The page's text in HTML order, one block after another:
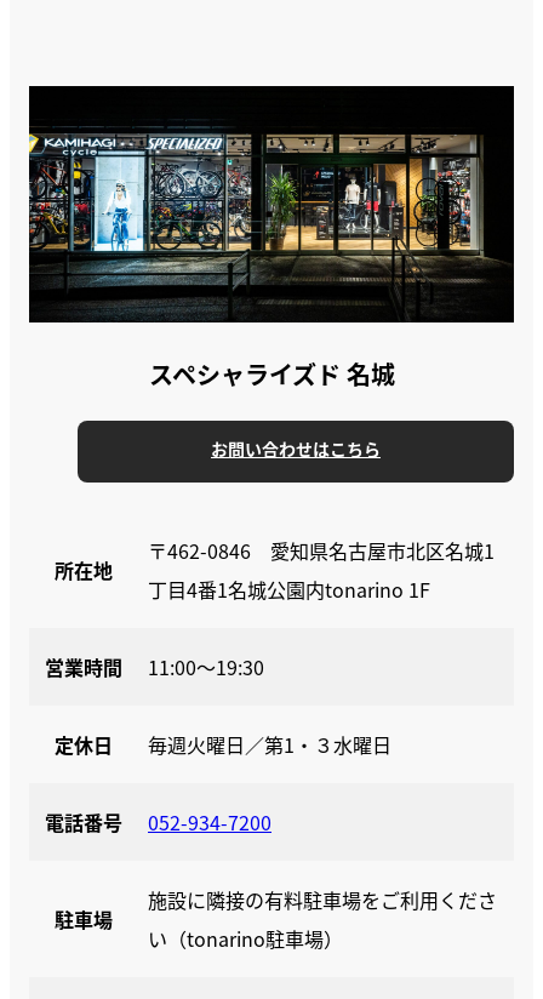
スペシャライズド 名城
お問い合わせはこちら
所在地
〒462-0846 愛知県名古屋市北区名城1
丁目4番1名城公園内tonarino 1F
営業時間 11:00～19:30
定休日 毎週火曜日／第1・３水曜日
電話番号 052-934-7200
駐車場
施設に隣接の有料駐車場をご利用くださ
い（tonarino駐車場）